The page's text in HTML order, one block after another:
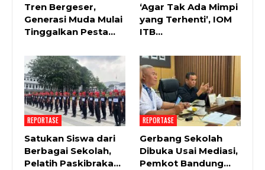
Tren Bergeser,
Generasi Muda Mulai
Tinggalkan Pesta…
‘Agar Tak Ada Mimpi
yang Terhenti’, IOM
ITB…
REPORTASE
Satukan Siswa dari
Berbagai Sekolah,
Pelatih Paskibraka…
REPORTASE
Gerbang Sekolah
Dibuka Usai Mediasi,
Pemkot Bandung…